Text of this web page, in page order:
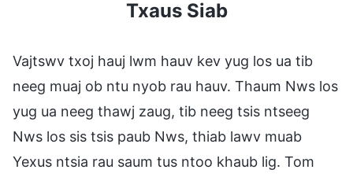
Txaus Siab
Vajtswv txoj hauj lwm hauv kev yug los ua tib
neeg muaj ob ntu nyob rau hauv. Thaum Nws los
yug ua neeg thawj zaug, tib neeg tsis ntseeg
Nws los sis tsis paub Nws, thiab lawv muab
Yexus ntsia rau saum tus ntoo khaub lig. Tom